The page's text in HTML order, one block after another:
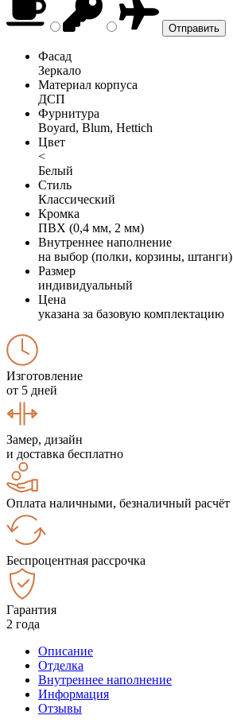
Фасад
Зеркало
Материал корпуса
ДСП
Фурнитура
Boyard, Blum, Hettich
Цвет
<
Белый
Стиль
Классический
Кромка
ПВХ (0,4 мм, 2 мм)
Внутреннее наполнение
на выбор (полки, корзины, штанги)
Размер
индивидуальный
Цена
указана за базовую комплектацию
Изготовление
от 5 дней
Замер, дизайн
и доставка бесплатно
Оплата наличными, безналичный расчёт
Беспроцентная рассрочка
Гарантия
2 года
Описание
Отделка
Внутреннее наполнение
Информация
Отзывы